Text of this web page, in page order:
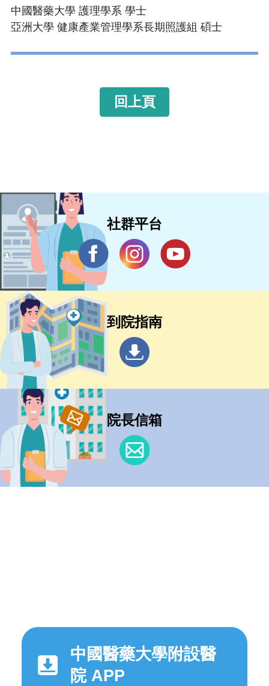
中國醫藥大學 護理學系 學士
亞洲大學 健康產業管理學系長期照護組 碩士
回上頁
社群平台
到院指南
院長信箱
中國醫藥大學附設醫
院 APP